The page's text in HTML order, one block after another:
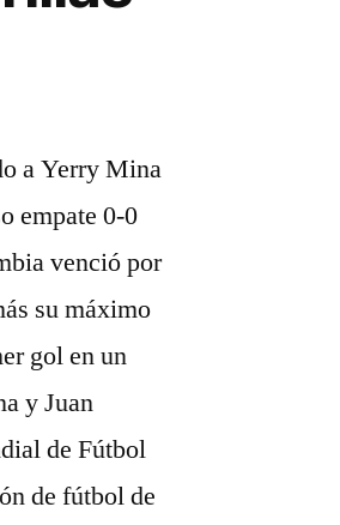
a Yerry Mina
empate 0-0
venció por
su máximo
gol en un
y Juan
de Fútbol
de fútbol de